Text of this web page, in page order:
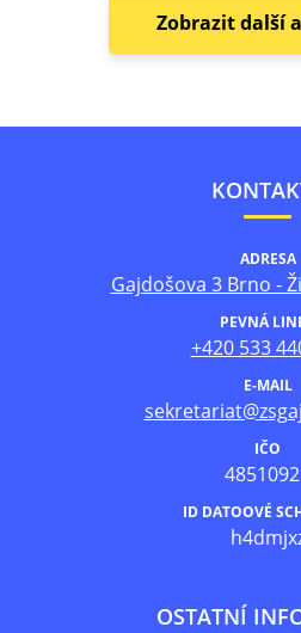
Zobrazit další
ADRESA
Gajdošova 3 Brno -
PEVNÁ
+420 533
E-MAIL
IČO
ID DATOOVÉ
OSTATNÍ